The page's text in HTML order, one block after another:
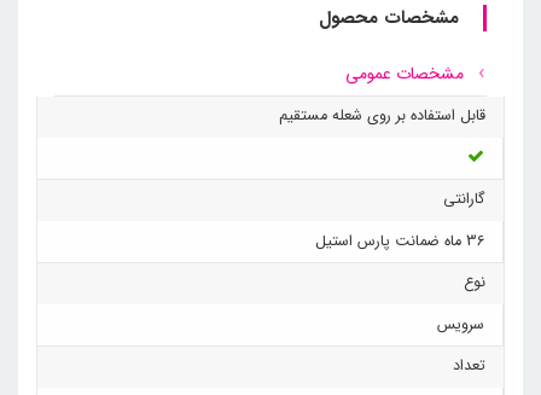
مشخصات محصول
مشخصات عمومی
قابل استفاده بر روی شعله مستقیم
گارانتی
36 ماه ضمانت پارس استیل
نوع
سرویس
تعداد